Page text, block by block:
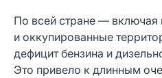
По всей стране — включая
и оккупированные
дефицит бензина и
Это привело к длинным